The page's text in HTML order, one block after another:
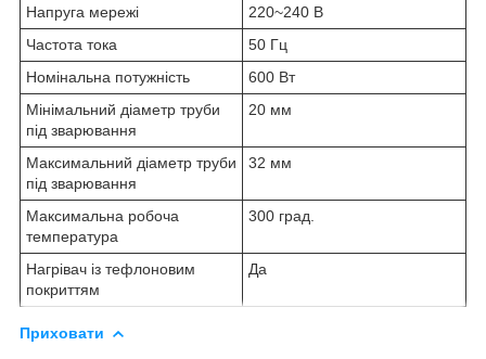
Напруга мережі
220~240 В
Частота тока
50 Гц
Номінальна потужність
600 Вт
Мінімальний діаметр труби
під зварювання
20 мм
Максимальний діаметр труби
під зварювання
32 мм
Максимальна робоча
температура
300 град.
Нагрівач із тефлоновим
покриттям
Да
Приховати